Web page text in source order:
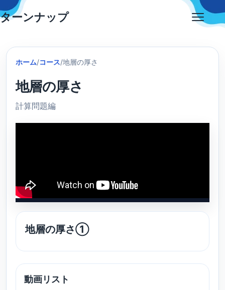
Skip
to
ターンナップ
ホーム/コース/地層の厚さ
地層の厚さ
計算問題編
地層の厚さ①
動画リスト